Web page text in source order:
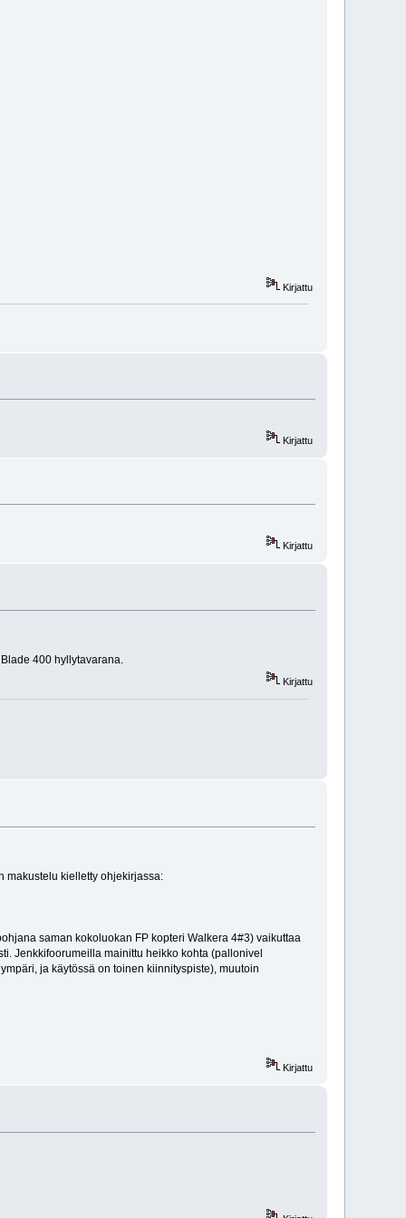
Kirjattu
Kirjattu
Kirjattu
400 hyllytavarana.
Kirjattu
makustelu kielletty ohjekirjassa:
saman kokoluokan FP kopteri Walkera 4#3) vaikuttaa
Jenkkifoorumeilla mainittu heikko kohta (pallonivel
ja käytössä on toinen kiinnityspiste), muutoin
Kirjattu